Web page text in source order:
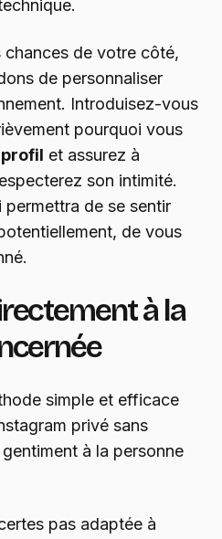
chances de votre côté,
de personnaliser
Introduisez-vous
pourquoi vous
profil et assurez à
son intimité.
permettra de se sentir
de vous
à la
simple et efficace
privé sans
à la personne
pas adaptée à